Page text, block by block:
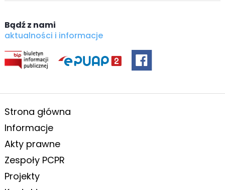
Bądź z nami
aktualności i informacje
Strona główna
Informacje
Akty prawne
Zespoły PCPR
Projekty